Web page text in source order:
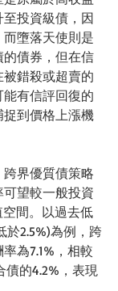
投資級債，因
墮落天使則是
債券，但在信
錯殺或超賣的
有信評回復的
到價格上漲機
界優質債策略
望較一般投資
間。以過去低
於2.5%)為例，跨
為7.1%，相較
債的4.2%，表現